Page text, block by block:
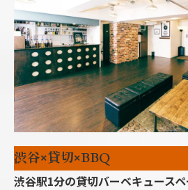
渋谷×貸切×BBQ
渋谷駅1分の貸切バーベキュース